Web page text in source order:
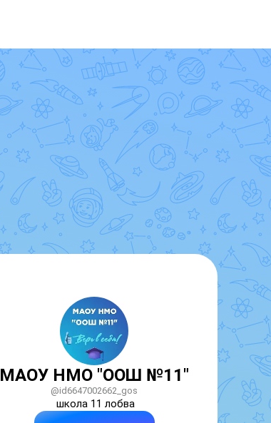
МАОУ НМО "ООШ №11"
@id6647002662_gos
школа 11 лобва